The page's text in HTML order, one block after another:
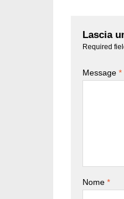
Lascia
Required
Message *
Nome *